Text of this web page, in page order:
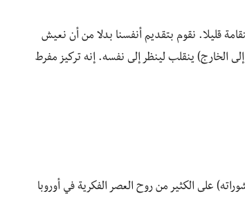
قليلا. نقوم بتقديم أنفسنا بدلا من أن نعيش
الخارج) ينقلب لينظر إلى نفسه. إنه تركيز مفرط
على الكثير من روح العصر الفكرية في أوروبا